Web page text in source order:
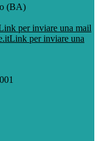
(BA)
per inviare una mail
Link per inviare una